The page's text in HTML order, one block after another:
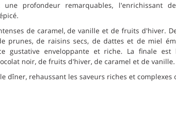
profondeur remarquables, l'enrichissant
de caramel, de vanille et de fruits d'hiver.
prunes, de raisins secs, de dattes et de miel
gustative enveloppante et riche. La finale est
noir, de fruits d'hiver, de caramel et de vanille.
dîner, rehaussant les saveurs riches et complexes